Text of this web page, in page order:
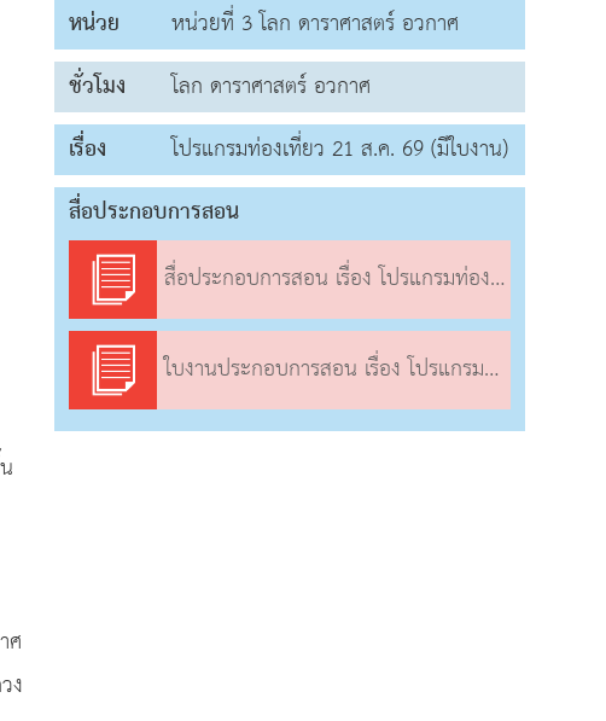
ศ
ง
หน่วย
หน่วยที่ 3 โลก ดาราศาสตร์ อวกาศ
ชั่วโมง
โลก ดาราศาสตร์ อวกาศ
เรื่อง
โปรแกรมท่องเที่ยว 21 ส.ค. 69 (มีใบงาน)
สื่อประกอบการสอน
สื่อประกอบการสอน เรื่อง โปรแกรมท่องเที่ยว
ใบงานประกอบการสอน เรื่อง โปรแกรมท่องเที่ยว